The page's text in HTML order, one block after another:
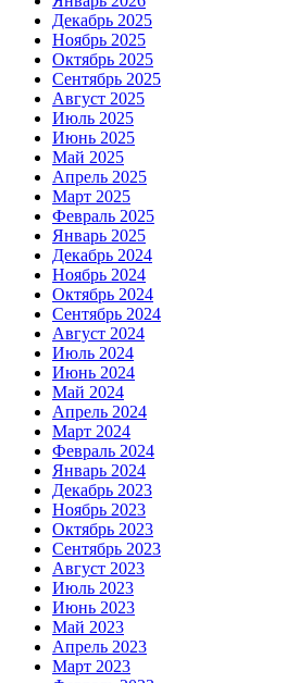
Декабрь 2025
Ноябрь 2025
Октябрь 2025
Сентябрь 2025
Август 2025
Июль 2025
Июнь 2025
Май 2025
Апрель 2025
Март 2025
Февраль 2025
Январь 2025
Декабрь 2024
Ноябрь 2024
Октябрь 2024
Сентябрь 2024
Август 2024
Июль 2024
Июнь 2024
Май 2024
Апрель 2024
Март 2024
Февраль 2024
Январь 2024
Декабрь 2023
Ноябрь 2023
Октябрь 2023
Сентябрь 2023
Август 2023
Июль 2023
Июнь 2023
Май 2023
Апрель 2023
Март 2023